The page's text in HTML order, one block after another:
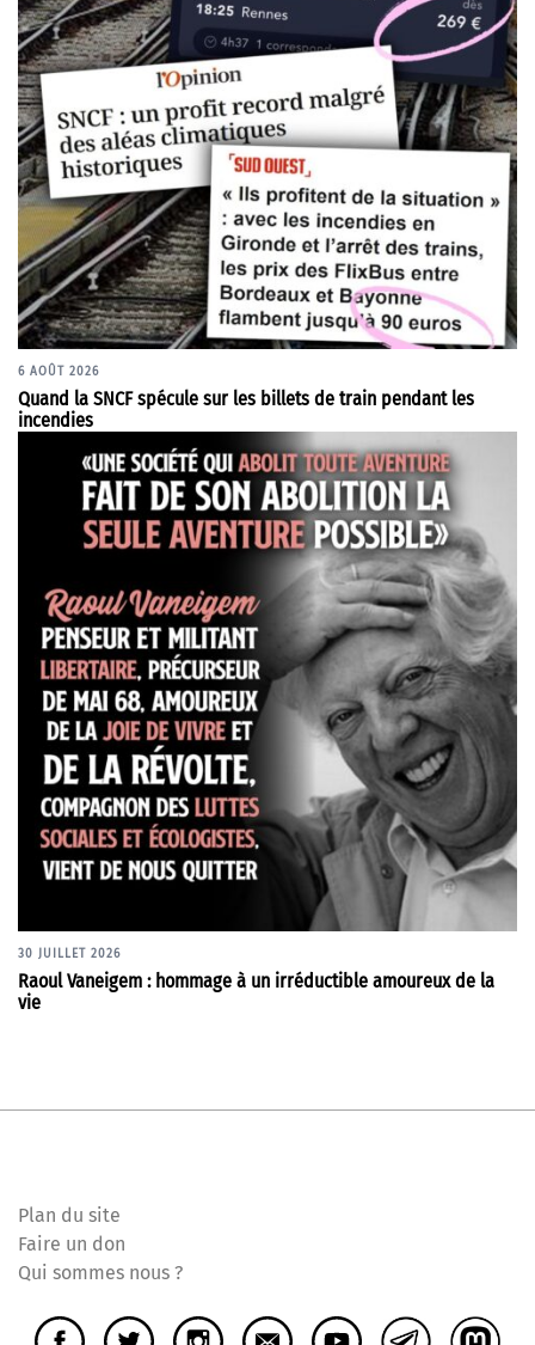
6 AOÛT 2026
Quand la SNCF spécule sur les billets de train pendant les
incendies
30 JUILLET 2026
Raoul Vaneigem : hommage à un irréductible amoureux de la
vie
Plan du site
Faire un don
Qui sommes nous ?